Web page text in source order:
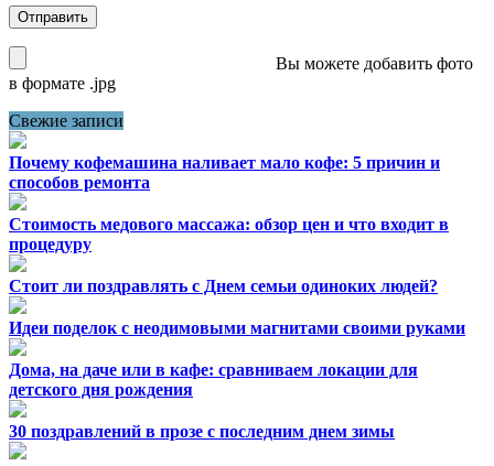
Вы можете добавить фото
в формате .jpg
Свежие записи
Почему кофемашина наливает мало кофе: 5 причин и
способов ремонта
Стоимость медового массажа: обзор цен и что входит в
процедуру
Стоит ли поздравлять с Днем семьи одиноких людей?
Идеи поделок с неодимовыми магнитами своими руками
Дома, на даче или в кафе: сравниваем локации для
детского дня рождения
30 поздравлений в прозе с последним днем зимы